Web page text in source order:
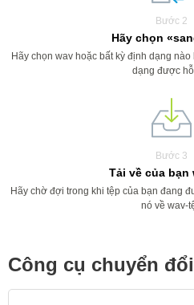
Bước 2
Hãy chọn
Hãy chọn wav hoặc bất kỳ định dạng
dạng được
Bước 3
Tải về của bạn
Hãy chờ đợi trong khi tệp của bạn đang
nó về wav-
Công cụ chuyển